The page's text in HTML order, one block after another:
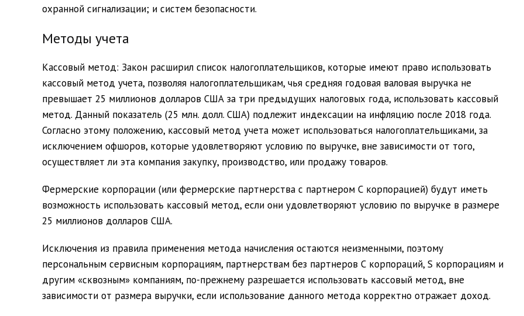
охранной сигнализации; и систем безопасности.
Методы учета
Кассовый метод: Закон расширил список налогоплательщиков, которые имеют право использовать
кассовый метод учета, позволяя налогоплательщикам, чья средняя годовая валовая выручка не
превышает 25 миллионов долларов США за три предыдущих налоговых года, использовать кассовый
метод. Данный показатель (25 млн. долл. США) подлежит индексации на инфляцию после 2018 года.
Согласно этому положению, кассовый метод учета может использоваться налогоплательщиками, за
исключением офшоров, которые удовлетворяют условию по выручке, вне зависимости от того,
осуществляет ли эта компания закупку, производство, или продажу товаров.
Фермерские корпорации (или фермерские партнерства с партнером С корпорацией) будут иметь
возможность использовать кассовый метод, если они удовлетворяют условию по выручке в размере
25 миллионов долларов США.
Исключения из правила применения метода начисления остаются неизменными, поэтому
персональным сервисным корпорациям, партнерствам без партнеров С корпораций, S корпорациям и
другим «сквозным» компаниям, по-прежнему разрешается использовать кассовый метод, вне
зависимости от размера выручки, если использование данного метода корректно отражает доход.